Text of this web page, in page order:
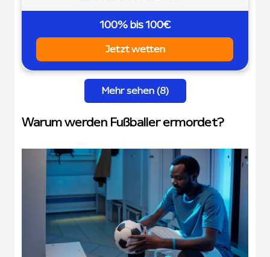
100% bis 100€
Jetzt wetten
Mehr sehen (8)
Warum werden Fußballer ermordet?